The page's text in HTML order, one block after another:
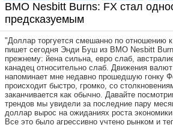
BMO Nesbitt Burns: FX стал
предсказуемым
"Доллар торгуется смешанно по отношению
пишет сегодня Энди Буш из BMO Nesbitt
прежнему: йена сильна, евро слаб,
канадец относительно слаб. Движения
напоминает мне недавно прошедшую гонку
происходит быстро, громко, со
заканчивается как обычно. Давайте
трендов мы увидели за последние пару
доллар вырос на ожиданиях роста
Все это было агрессивно учтено рынком и